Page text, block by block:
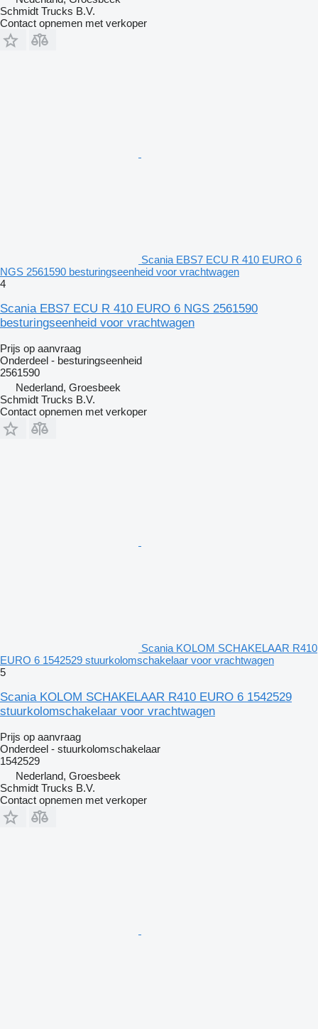
Schmidt Trucks B.V.
Contact opnemen met verkoper
Scania EBS7 ECU R 410 EURO 6
NGS 2561590 besturingseenheid voor vrachtwagen
4
Scania EBS7 ECU R 410 EURO 6 NGS 2561590
besturingseenheid voor vrachtwagen
Prijs op aanvraag
Onderdeel - besturingseenheid
2561590
Nederland, Groesbeek
Schmidt Trucks B.V.
Contact opnemen met verkoper
Scania KOLOM SCHAKELAAR R410
EURO 6 1542529 stuurkolomschakelaar voor vrachtwagen
5
Scania KOLOM SCHAKELAAR R410 EURO 6 1542529
stuurkolomschakelaar voor vrachtwagen
Prijs op aanvraag
Onderdeel - stuurkolomschakelaar
1542529
Nederland, Groesbeek
Schmidt Trucks B.V.
Contact opnemen met verkoper